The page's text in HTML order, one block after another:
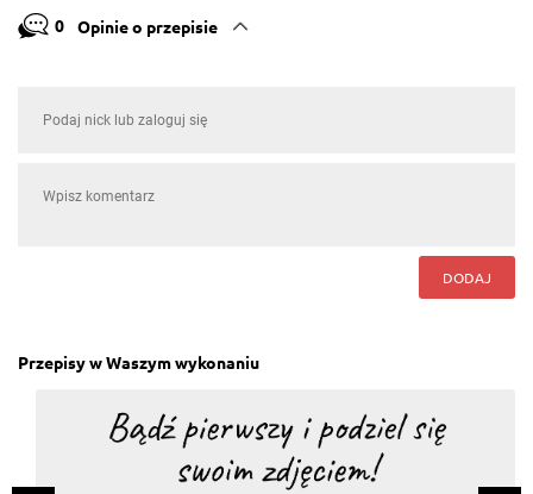
0 Opinie o przepisie
DODAJ
Przepisy w Waszym wykonaniu